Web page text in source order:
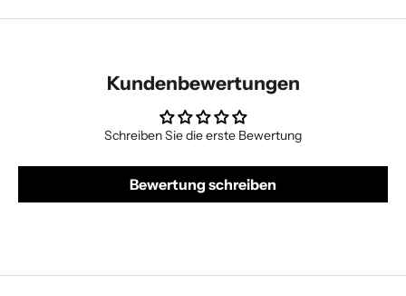
Kundenbewertungen
Schreiben Sie die erste Bewertung
Bewertung schreiben